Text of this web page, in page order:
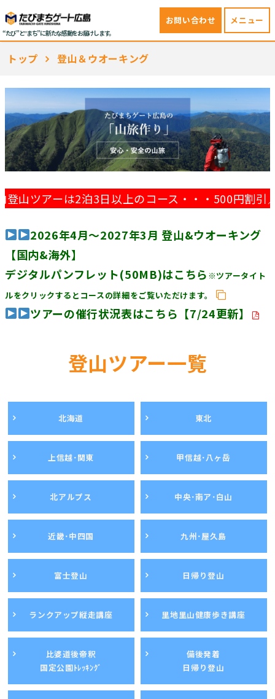
“たび”と‟まち”に新たな感動をお届けします。
お問い合わせ メニュー
トップ 登山＆ウオーキング
泊3日以上のコース・・・500円割引／1泊2日お
2026年4月～2027年3月 登山&ウオーキング
【国内&海外】
デジタルパンフレット(50MB)はこちら ※ツアータイト
ルをクリックするとコースの詳細をご覧いただけます。
ツアーの催行状況表はこちら【7/24更新】
登山ツアー一覧
北海道 東北
上信越･関東 甲信越･八ヶ岳
北アルプス 中央･南ア･白山
近畿･中四国 九州･屋久島
富士登山 日帰り登山
ランクアップ縦走講座 里地里山健康歩き講座
比婆道後帝釈
国定公園ﾄﾚｯｷﾝｸﾞ
備後発着
日帰り登山